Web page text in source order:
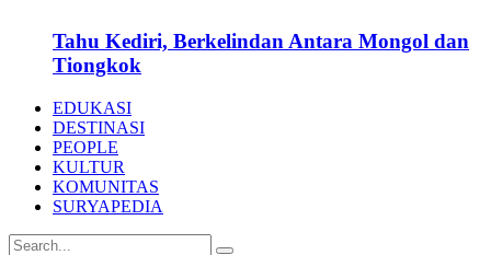
Tahu Kediri, Berkelindan Antara Mongol dan
Tiongkok
EDUKASI
DESTINASI
PEOPLE
KULTUR
KOMUNITAS
SURYAPEDIA